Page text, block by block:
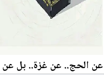
عن الحج.. عن غزة.. بل عن